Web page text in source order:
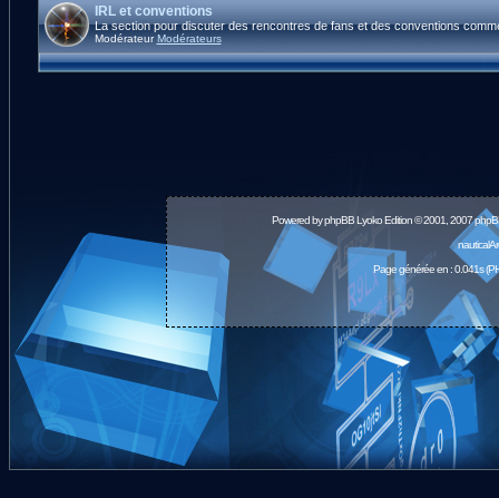
IRL et conventions
La section pour discuter des rencontres de fans et des conventions
ModérateurModérateurs
Powered byphpBBLyoko Edition © 2001, 2007
Page générée en : 0.041s